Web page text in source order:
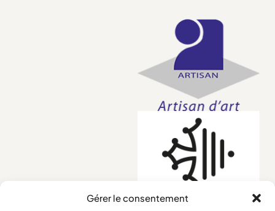
Gérer le consentement